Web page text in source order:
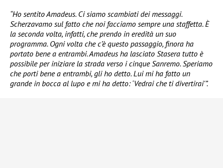
“Ho sentito Amadeus. Ci siamo scambiati dei messaggi.
Scherzavamo sul fatto che noi facciamo sempre una staffetta. È
la seconda volta, infatti, che prendo in eredità un suo
programma. Ogni volta che c’è questo passaggio, finora ha
portato bene a entrambi. Amadeus ha lasciato Stasera tutto è
possibile per iniziare la strada verso i cinque Sanremo. Speriamo
che porti bene a entrambi, gli ho detto. Lui mi ha fatto un
grande in bocca al lupo e mi ha detto: ‘Vedrai che ti divertirai'”.